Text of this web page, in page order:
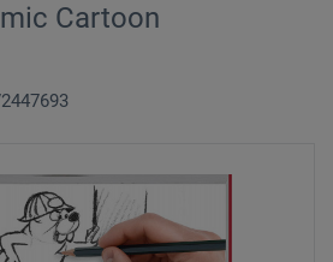
Cartoon